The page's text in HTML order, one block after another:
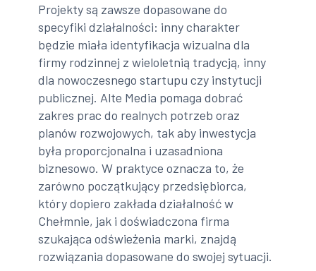
Projekty są zawsze dopasowane do
specyfiki działalności: inny charakter
będzie miała identyfikacja wizualna dla
firmy rodzinnej z wieloletnią tradycją, inny
dla nowoczesnego startupu czy instytucji
publicznej. Alte Media pomaga dobrać
zakres prac do realnych potrzeb oraz
planów rozwojowych, tak aby inwestycja
była proporcjonalna i uzasadniona
biznesowo. W praktyce oznacza to, że
zarówno początkujący przedsiębiorca,
który dopiero zakłada działalność w
Chełmnie, jak i doświadczona firma
szukająca odświeżenia marki, znajdą
rozwiązania dopasowane do swojej sytuacji.